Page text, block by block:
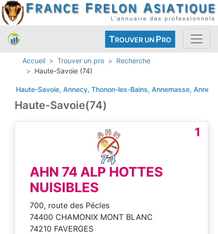
TROUVER UN PRO
Accueil Trouver un pro
Recherche
Haute-Savoie (74)
Savoie, Annecy, Thonon-les-Bains, Annemasse, Annecy-le-
Haute-Savoie(74)
1
AHN 74 ALP HOTTES
NUISIBLES
700, route des Pécles
74400 CHAMONIX MONT BLANC
74210 FAVERGES